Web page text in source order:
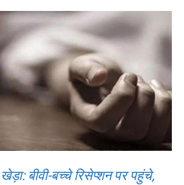
बीवी-बच्चे रिसेप्शन पर पहुंचे,